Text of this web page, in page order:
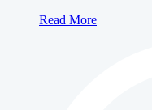
Canon
Read More